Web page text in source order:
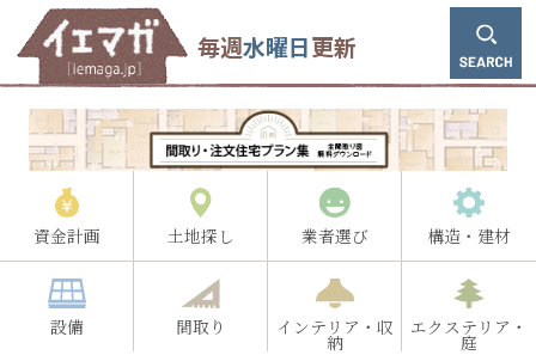
毎週水曜日更新
資金計画 土地探し 業者選び 構造・建材
設備 間取り インテリア・収
納
エクステリア・
庭